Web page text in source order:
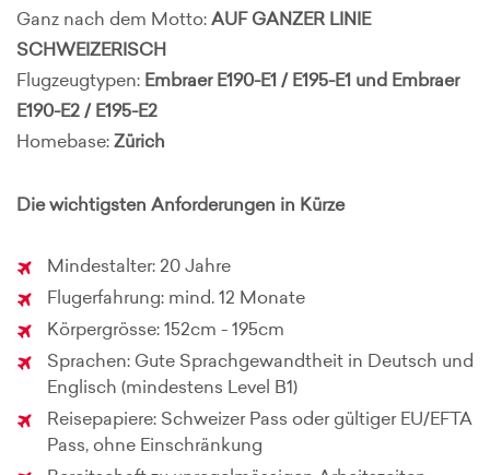
Ganz nach dem Motto: AUF GANZER LINIE
SCHWEIZERISCH
Flugzeugtypen: Embraer E190-E1 / E195-E1 und Embraer
E190-E2 / E195-E2
Homebase: Zürich
Die wichtigsten Anforderungen in Kürze
Mindestalter: 20 Jahre
Flugerfahrung: mind. 12 Monate
Körpergrösse: 152cm - 195cm
Sprachen: Gute Sprachgewandtheit in Deutsch und
Englisch (mindestens Level B1)
Reisepapiere: Schweizer Pass oder gültiger EU/EFTA
Pass, ohne Einschränkung